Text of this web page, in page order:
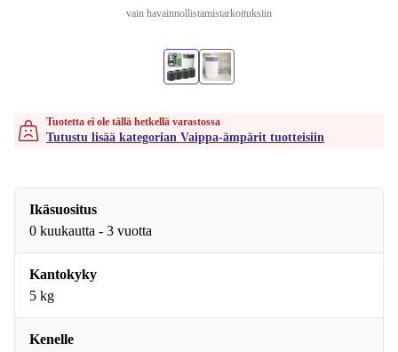
vain havainnollistamistarkoituksiin
Tuotetta ei ole tällä hetkellä varastossa
Tutustu lisää kategorian Vaippa-ämpärit tuotteisiin
Ikäsuositus
0 kuukautta - 3 vuotta
Kantokyky
5 kg
Kenelle